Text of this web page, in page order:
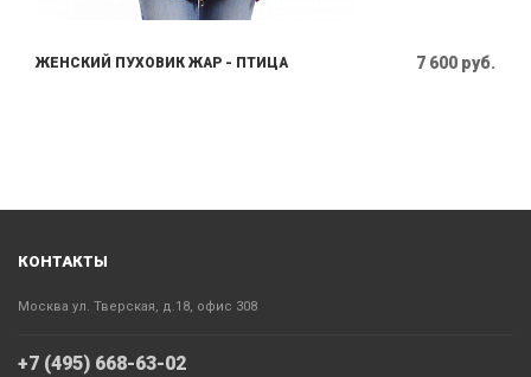
ЖЕНСКИЙ ПУХОВИК ЖАР - ПТИЦА 7 600 руб.
КОНТАКТЫ
Москва ул. Тверская, д.18, офис 308
+7 (495) 668-63-02